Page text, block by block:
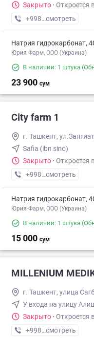
Закрыто · Откроется
+998 (70) XXX-XX-XX
смотреть
Натрия гидрокарбонат,
Юрия-Фарм, ООО (Украина)
В наличии: 1 штука
23 900 сум
City farm 1
г. Ташкент,
Safia (ibn sino)
Закрыто · Откроется
+998 (20) XXX-XX-XX
смотреть
Натрия гидрокарбонат,
Юрия-Фарм, ООО (Украина)
В наличии: 1 штука
15 000 сум
MILLENIUM
г. Ташкент, улица
У входа на улицу
Закрыто · Откроется
+998 (77) XXX-XX-XX
смотреть